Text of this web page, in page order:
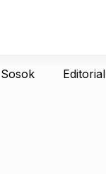
Sosok Editorial